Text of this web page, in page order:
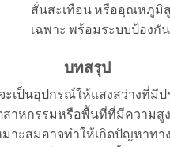
สั่นสะเทือน หรืออุณหภูมิ
เฉพาะ พร้อมระบบป้องกั
บทสรุป
จะเป็นอุปกรณ์ให้แสงสว่างที่มี
าหกรรมหรือพื้นที่ที่มีความสู
มาะสมอาจทำให้เกิดปัญหาทา